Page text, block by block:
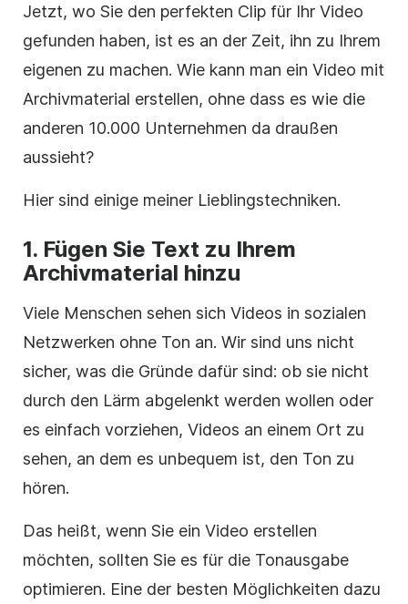
Jetzt, wo Sie den perfekten Clip für Ihr Video
gefunden haben, ist es an der Zeit, ihn zu Ihrem
eigenen zu machen. Wie kann man ein Video mit
Archivmaterial erstellen, ohne dass es wie die
anderen 10.000 Unternehmen da draußen
aussieht?
Hier sind einige meiner Lieblingstechniken.
1. Fügen Sie Text zu Ihrem
Archivmaterial hinzu
Viele Menschen sehen sich Videos in sozialen
Netzwerken ohne Ton an. Wir sind uns nicht
sicher, was die Gründe dafür sind: ob sie nicht
durch den Lärm abgelenkt werden wollen oder
es einfach vorziehen, Videos an einem Ort zu
sehen, an dem es unbequem ist, den Ton zu
hören.
Das heißt, wenn Sie ein Video erstellen
möchten, sollten Sie es für die Tonausgabe
optimieren. Eine der besten Möglichkeiten dazu